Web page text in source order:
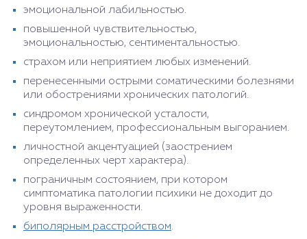
эмоциональной лабильностью.
повышенной чувствительностью,
эмоциональностью, сентиментальностью.
страхом или неприятием любых изменений.
перенесенными острыми соматическими болезнями
или обострениями хронических патологий.
синдромом хронической усталости,
переутомлением, профессиональным выгоранием.
личностной акцентуацией (заострением
определенных черт характера).
пограничным состоянием, при котором
симптоматика патологии психики не доходит до
уровня выраженности.
биполярным расстройством.